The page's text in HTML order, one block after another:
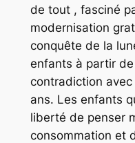
de tout , fasciné
modernisation
conquête de la
enfants à partir
contradiction avec
ans. Les enfants
liberté de penser
consommation et